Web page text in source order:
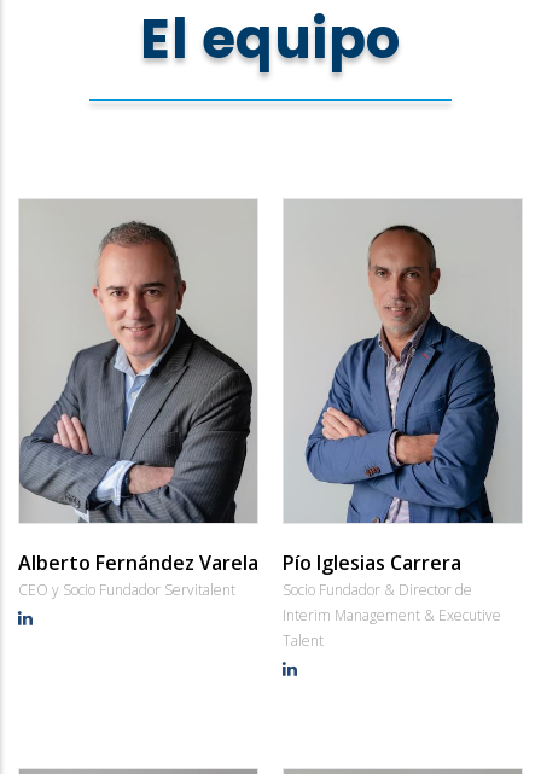
El equipo
Alberto Fernández Varela
CEO y Socio Fundador Servitalent
Pío Iglesias Carrera
Socio Fundador & Director de
Interim Management & Executive
Talent